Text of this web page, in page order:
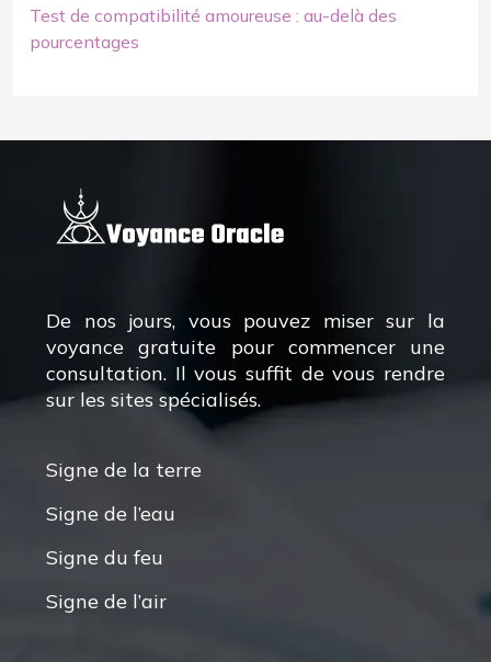
Test de compatibilité amoureuse : au-delà des
pourcentages
De nos jours, vous pouvez miser sur la
voyance gratuite pour commencer une
consultation. Il vous suffit de vous rendre
sur les sites spécialisés.
Signe de la terre
Signe de l’eau
Signe du feu
Signe de l’air